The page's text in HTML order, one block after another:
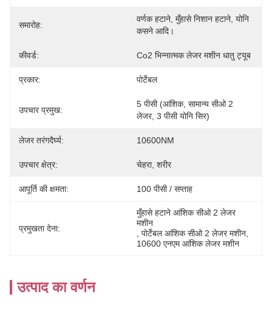
समारोह:
वर्णक हटाने, मुँहासे निशान हटाने, योनि
कसने आदि।
कीवर्ड: Co2 भिन्नात्मक लेजर मशीन धातु ट्यूब
प्रकार: पोर्टेबल
उपचार प्रमुख:
5 पीसी (आंशिक, सामान्य सीओ 2
लेजर, 3 पीसी योनि सिर)
लेजर तरंगदैर्घ्य: 10600NM
उपचार क्षेत्र: चेहरा, शरीर
आपूर्ति की क्षमता: 100 पीसी / सप्ताह
प्रमुखता देना:
मुँहासे हटाने आंशिक सीओ 2 लेजर
मशीन
पोर्टेबल आंशिक सीओ 2 लेजर मशीन
10600 एनएम आंशिक लेजर मशीन
उत्पाद का वर्णन